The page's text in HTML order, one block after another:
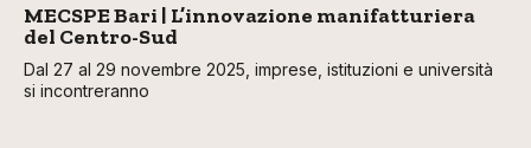
MECSPE Bari | L’innovazione manifatturiera
del Centro-Sud
Dal 27 al 29 novembre 2025, imprese, istituzioni e università
si incontreranno